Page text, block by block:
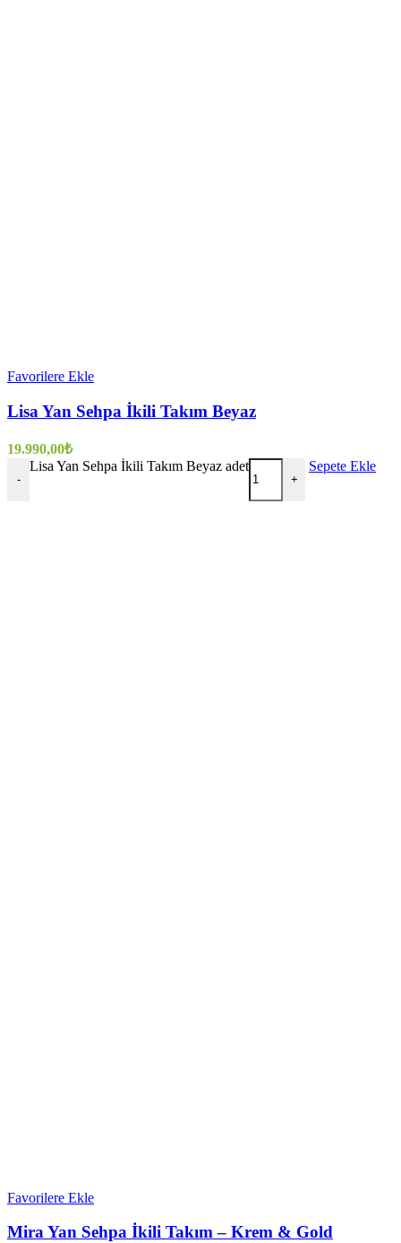
Favorilere Ekle
Lisa Yan Sehpa İkili Takım Beyaz
19.990,00₺
-
Lisa Yan Sehpa İkili Takım Beyaz adet
+
Sepete Ekle
Favorilere Ekle
Mira Yan Sehpa İkili Takım – Krem & Gold